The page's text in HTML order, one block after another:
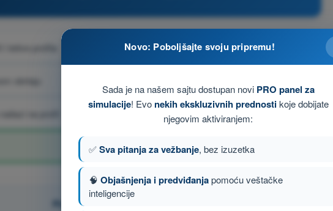
tetive profila
obrtaju
na profil
Pitanje 54 od 167
Novo: Poboljšajte svoju pripremu!
Sada je na našem sajtu dostupan novi PRO panel za
simulacije! Evo nekih ekskluzivnih prednostikoje dobijate
njegovim aktiviranjem:
✅Sva pitanja za vežbanje, bez izuzetka
🧠 Objašnjenja i predviđanjapomoću veštačke
inteligencije